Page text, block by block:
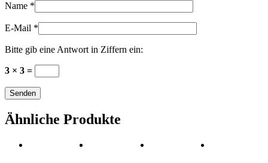
Name *
E-Mail *
Bitte gib eine Antwort in Ziffern ein:
3 × 3 =
Ähnliche Produkte